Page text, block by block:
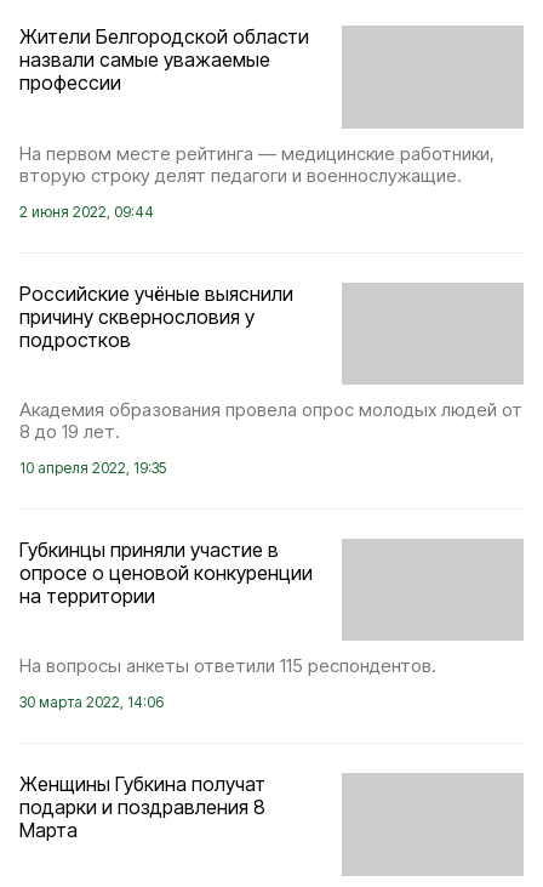
Жители Белгородской области
назвали самые уважаемые
профессии
На первом месте рейтинга — медицинские работники,
вторую строку делят педагоги и военнослужащие.
2 июня 2022, 09:44
Российские учёные выяснили
причину сквернословия у
подростков
Академия образования провела опрос молодых людей от
8 до 19 лет.
10 апреля 2022, 19:35
Губкинцы приняли участие в
опросе о ценовой конкуренции
на территории
На вопросы анкеты ответили 115 респондентов.
30 марта 2022, 14:06
Женщины Губкина получат
подарки и поздравления 8
Марта